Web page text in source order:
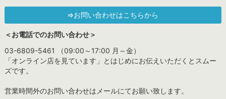
⇒お問い合わせはこちらから
＜お電話でのお問い合わせ＞
03-6809-5461 （09:00～17:00 月～金）
「オンライン店を見ています」とはじめにお伝えいただくとスムー
ズです。
営業時間外のお問い合わせはメールにてお願い致します。